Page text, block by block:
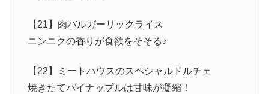
【21】肉バルガーリックライス
ニンニクの香りが食欲をそそる♪
【22】ミートハウスのスペシャルドルチェ
焼きたてパイナップルは甘味が凝縮！